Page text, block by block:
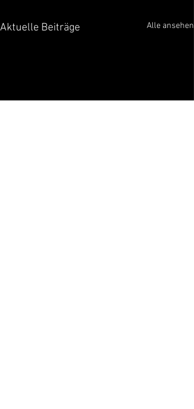
Aktuelle Beiträge Alle ansehen